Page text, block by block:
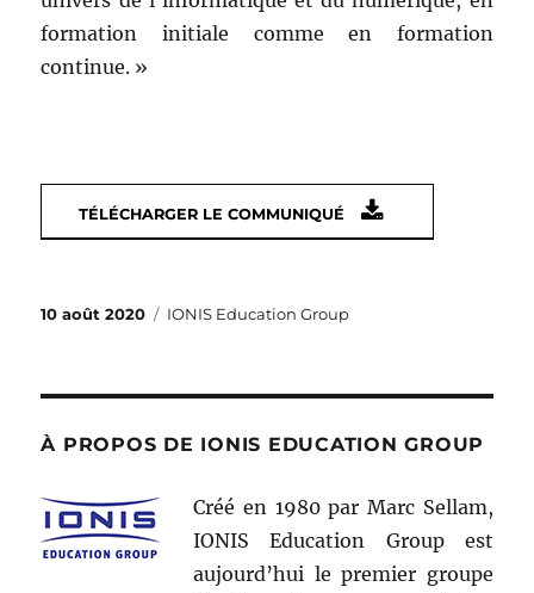
formation initiale comme en formation
continue. »
TÉLÉCHARGER LE COMMUNIQUÉ
Publié
10 août 2020 Catégories
IONIS Education Group
À PROPOS DE IONIS EDUCATION GROUP
Créé en 1980 par Marc Sellam,
IONIS Education Group est
aujourd’hui le premier groupe